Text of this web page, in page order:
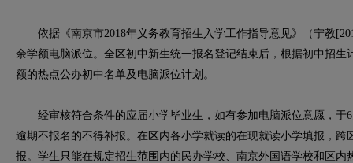
依据《南京市2018年义务教育招生入学工作指导意见》（宁教
余学额电脑派位。全区初中新生统一报名登记结束后，根据初中招
额的热点公办初中名单及电脑派位计划。
经审核符合条件的应届小学毕业生，如有参加电脑派位意愿，于6
逾期不报名的不得补报。在区内各小学就读的在现就读小学填报，
报。学生只能在规定招生范围内的民办学校、南京外国语学校和区